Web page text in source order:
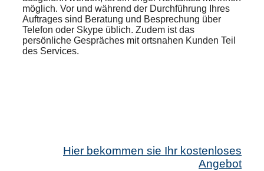
möglich. Vor und während der Durchführung Ihres
Auftrages sind Beratung und Besprechung über
Telefon oder Skype üblich. Zudem ist das
persönliche Gespräches mit ortsnahen Kunden Teil
des Services.
Hier bekommen sie Ihr kostenloses
Angebot